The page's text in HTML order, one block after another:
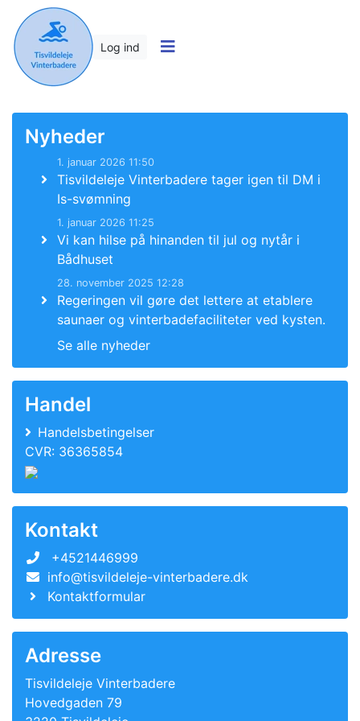
Log ind
Nyheder
1. januar 2026 11:50
Tisvildeleje Vinterbadere tager igen til DM i
Is-svømning
1. januar 2026 11:25
Vi kan hilse på hinanden til jul og nytår i
Bådhuset
28. november 2025 12:28
Regeringen vil gøre det lettere at etablere
saunaer og vinterbadefaciliteter ved kysten.
Se alle nyheder
Handel
Handelsbetingelser
CVR: 36365854
Kontakt
+4521446999
info@tisvildeleje-vinterbadere.dk
Kontaktformular
Adresse
Tisvildeleje Vinterbadere
Hovedgaden 79